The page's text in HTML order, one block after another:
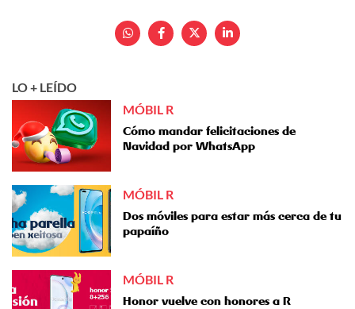
LO + LEÍDO
MÓBIL R
Cómo mandar felicitaciones de
Navidad por WhatsApp
MÓBIL R
Dos móviles para estar más cerca de tu
papaíño
MÓBIL R
Honor vuelve con honores a R